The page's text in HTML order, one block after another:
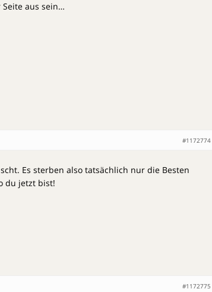
aus sein…
#1172774
Es sterben also tatsächlich nur die Besten
du jetzt bist!
#1172775